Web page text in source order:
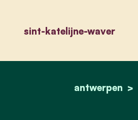
sint-katelijne-waver
antwerpen